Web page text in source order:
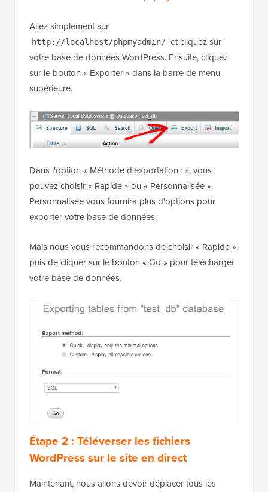
Allez simplement sur
http://localhost/phpmyadmin/ et cliquez sur
votre base de données WordPress. Ensuite, cliquez
sur le bouton « Exporter » dans la barre de menu
supérieure.
Dans l'option « Méthode d'exportation : », vous
pouvez choisir « Rapide » ou « Personnalisée ».
Personnalisée vous fournira plus d'options pour
exporter votre base de données.
Mais nous vous recommandons de choisir « Rapide »,
puis de cliquer sur le bouton « Go » pour télécharger
votre base de données.
Étape 2 : Téléverser les fichiers
WordPress sur le site en direct
Maintenant, nous allons devoir déplacer tous les